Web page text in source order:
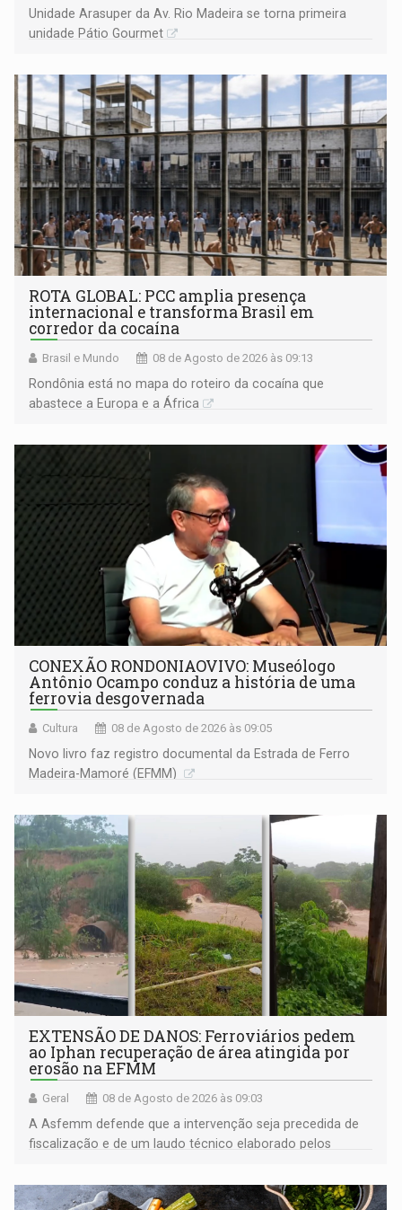
Unidade Arasuper da Av. Rio Madeira se torna primeira
unidade Pátio Gourmet
ROTA GLOBAL: PCC amplia presença
internacional e transforma Brasil em
corredor da cocaína
Brasil e Mundo 08 de Agosto de 2026 às 09:13
Rondônia está no mapa do roteiro da cocaína que
abastece a Europa e a África
CONEXÃO RONDONIAOVIVO: Museólogo
Antônio Ocampo conduz a história de uma
ferrovia desgovernada
Cultura 08 de Agosto de 2026 às 09:05
Novo livro faz registro documental da Estrada de Ferro
Madeira-Mamoré (EFMM)
EXTENSÃO DE DANOS: Ferroviários pedem
ao Iphan recuperação de área atingida por
erosão na EFMM
Geral 08 de Agosto de 2026 às 09:03
A Asfemm defende que a intervenção seja precedida de
fiscalização e de um laudo técnico elaborado pelos